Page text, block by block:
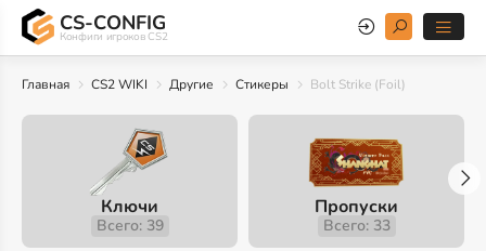
CS-CONFIG
Конфиги игроков CS2
Главная CS2 WIKI Другие Стикеры Bolt Strike (Foil)
Ключи
Всего: 39
Пропуски
Всего: 33